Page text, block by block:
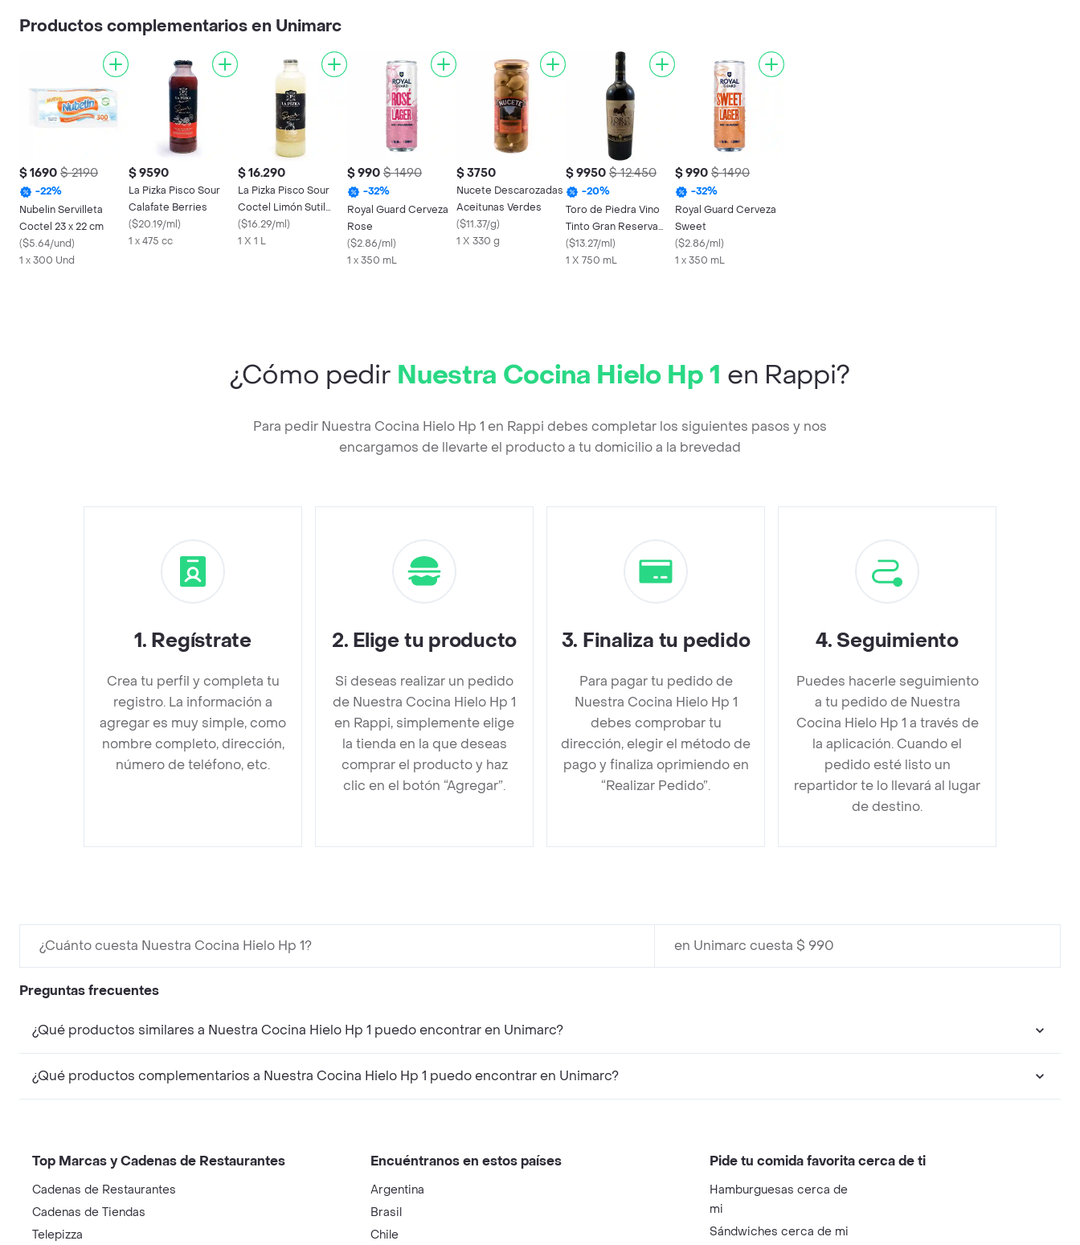
Productos complementarios en Unimarc
$ 1690 $ 2190
-22%
Nubelin Servilleta
Coctel 23 x 22 cm
($5.64/und)
1 x 300 Und
$ 9590
La Pizka Pisco Sour
Calafate Berries
($20.19/ml)
1 x 475 cc
$ 16.290
La Pizka Pisco Sour
Coctel Limón Sutil
Clásico
($16.29/ml)
1 X 1 L
$ 990 $ 1490
-32%
Royal Guard Cerveza
Rose
($2.86/ml)
1 x 350 mL
$ 3750
Nucete Descarozadas
Aceitunas Verdes
($11.37/g)
1 X 330 g
$ 9950 $ 12.450
-20%
Toro de Piedra Vino
Tinto Gran Reserva
Cabernet Syrah 750
cc
($13.27/ml)
1 X 750 mL
$ 990 $ 1490
-32%
Royal Guard Cerveza
Sweet
($2.86/ml)
1 x 350 mL
¿Cómo pedir Nuestra Cocina Hielo Hp 1 en Rappi?
Para pedir Nuestra Cocina Hielo Hp 1 en Rappi debes completar los siguientes pasos y nos
encargamos de llevarte el producto a tu domicilio a la brevedad
1. Regístrate
Crea tu perfil y completa tu
registro. La información a
agregar es muy simple, como
nombre completo, dirección,
número de teléfono, etc.
2. Elige tu producto
Si deseas realizar un pedido
de Nuestra Cocina Hielo Hp 1
en Rappi, simplemente elige
la tienda en la que deseas
comprar el producto y haz
clic en el botón “Agregar”.
3. Finaliza tu pedido
Para pagar tu pedido de
Nuestra Cocina Hielo Hp 1
debes comprobar tu
dirección, elegir el método de
pago y finaliza oprimiendo en
“Realizar Pedido”.
4. Seguimiento
Puedes hacerle seguimiento
a tu pedido de Nuestra
Cocina Hielo Hp 1 a través de
la aplicación. Cuando el
pedido esté listo un
repartidor te lo llevará al lugar
de destino.
¿Cuánto cuesta Nuestra Cocina Hielo Hp 1? en Unimarc cuesta $ 990
Preguntas frecuentes
¿Qué productos similares a Nuestra Cocina Hielo Hp 1 puedo encontrar en Unimarc?
¿Qué productos complementarios a Nuestra Cocina Hielo Hp 1 puedo encontrar en Unimarc?
Top Marcas y Cadenas de Restaurantes
Cadenas de Restaurantes
Cadenas de Tiendas
Telepizza
Encuéntranos en estos países
Argentina
Brasil
Chile
Pide tu comida favorita cerca de ti
Hamburguesas cerca de
mi
Sándwiches cerca de mi